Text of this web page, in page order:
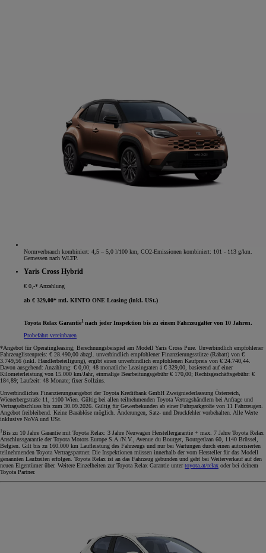
Normverbrauch kombiniert: 4,5 – 5,0 l/100 km, CO2-Emissionen kombiniert: 101 - 113 g/km.
Gemessen nach WLTP.
Yaris Cross Hybrid
€ 0,-* Anzahlung
ab € 329,00* mtl. KINTO ONE Leasing (inkl. USt.)
Toyota Relax Garantie1 nach jeder Inspektion bis zu einem Fahrzeugalter von 10 Jahren.
Probefahrt vereinbaren
*Angebot für Operatingleasing; Berechnungsbeispiel am Modell Yaris Cross Pure. Unverbindlich empfohlener
Fahrzeuglistenpreis: € 28.490,00 abzgl. unverbindlich empfohlener Finanzierungsstütze (Rabatt) von €
3.749,56 (inkl. Händlerbeteiligung), ergibt einen unverbindlich empfohlenen Kaufpreis von € 24.740,44.
Davon ausgehend: Anzahlung: € 0,00; 48 monatliche Leasingraten à € 329,00, basierend auf einer
Kilometerleistung von 15.000 km/Jahr, einmalige Bearbeitungsgebühr € 170,00; Rechtsgeschäftsgebühr: €
184,89; Laufzeit: 48 Monate; fixer Sollzins.
Unverbindliches Finanzierungsangebot der Toyota Kreditbank GmbH Zweigniederlassung Österreich,
Wienerbergstraße 11, 1100 Wien. Gültig bei allen teilnehmenden Toyota Vertragshändlern bei Anfrage und
Vertragsabschluss bis zum 30.09.2026. Gültig für Gewerbekunden ab einer Fuhrparkgröße von 11 Fahrzeugen.
Angebot freibleibend. Keine Barablöse möglich. Änderungen, Satz- und Druckfehler vorbehalten. Alle Werte
inklusive NoVA und USt.
1Bis zu 10 Jahre Garantie mit Toyota Relax: 3 Jahre Neuwagen Herstellergarantie + max. 7 Jahre Toyota Relax
Anschlussgarantie der Toyota Motors Europe S.A./N.V., Avenue du Bourget, Bourgetlaan 60, 1140 Brüssel,
Belgien. Gilt bis zu 160.000 km Laufleistung des Fahrzeugs und nur bei Wartungen durch einen autorisierten
teilnehmenden Toyota Vertragspartner. Die Inspektionen müssen innerhalb der vom Hersteller für das Modell
genannten Laufzeiten erfolgen. Toyota Relax ist an das Fahrzeug gebunden und geht bei Weiterverkauf auf den
neuen Eigentümer über. Weitere Einzelheiten zur Toyota Relax Garantie untertoyota.at/relax oder bei deinem
Toyota Partner.